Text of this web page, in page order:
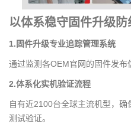
以体系稳守固件升级防
1.固件升级专业追踪管理系统
通过监测各OEM官网的固件发布
2.体系化实机验证流程
自有近2100台全球主流机型，
测试验证。